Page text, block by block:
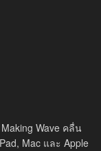
Wave คลื่น
Mac และ Apple